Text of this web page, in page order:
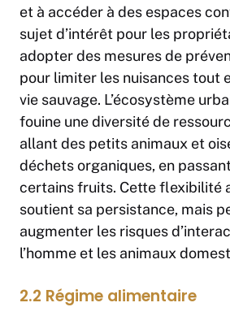
et à accéder à des espaces
sujet d’intérêt pour les
adopter des mesures de
pour limiter les nuisances tout
vie sauvage. L’écosystème
fouine une diversité de
allant des petits animaux et
déchets organiques, en
certains fruits. Cette flexibilité
soutient sa persistance, mais
augmenter les risques
l’homme et les animaux
2.2 Régime alimentaire